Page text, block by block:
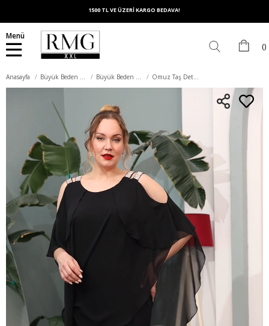
1500 TL VE ÜZERİ KARGO BEDAVA!
Menü
Anasayfa Büyük Beden Elbise Büyük Beden Abiye Elbise Omuz Taş Detaylı Şifon Büyük Beden Siyah Elbise